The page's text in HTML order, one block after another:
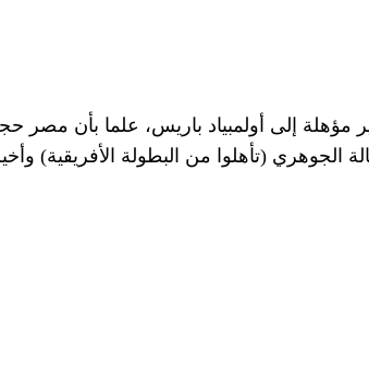
(تأهلوا من البطولة الأفريقية)